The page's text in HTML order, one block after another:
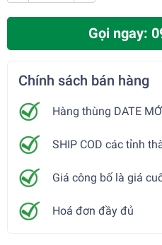
Gọi ngay:
Chính sách bán hàng
Hàng thùng DATE
SHIP COD các tỉnh
Giá công bố là giá
Hoá đơn đầy đủ